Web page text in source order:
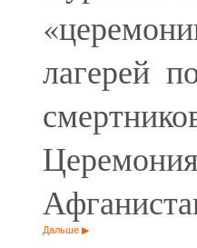
лагерей
Дальше